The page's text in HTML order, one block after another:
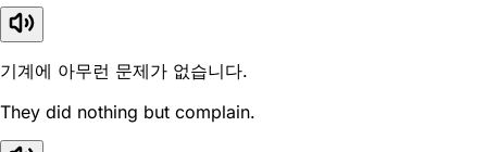
기계에 아무런 문제가 없습니다.
They did nothing but complain.